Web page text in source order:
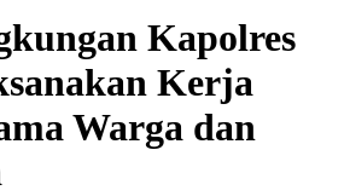
Kapolres
Kerja
Warga dan